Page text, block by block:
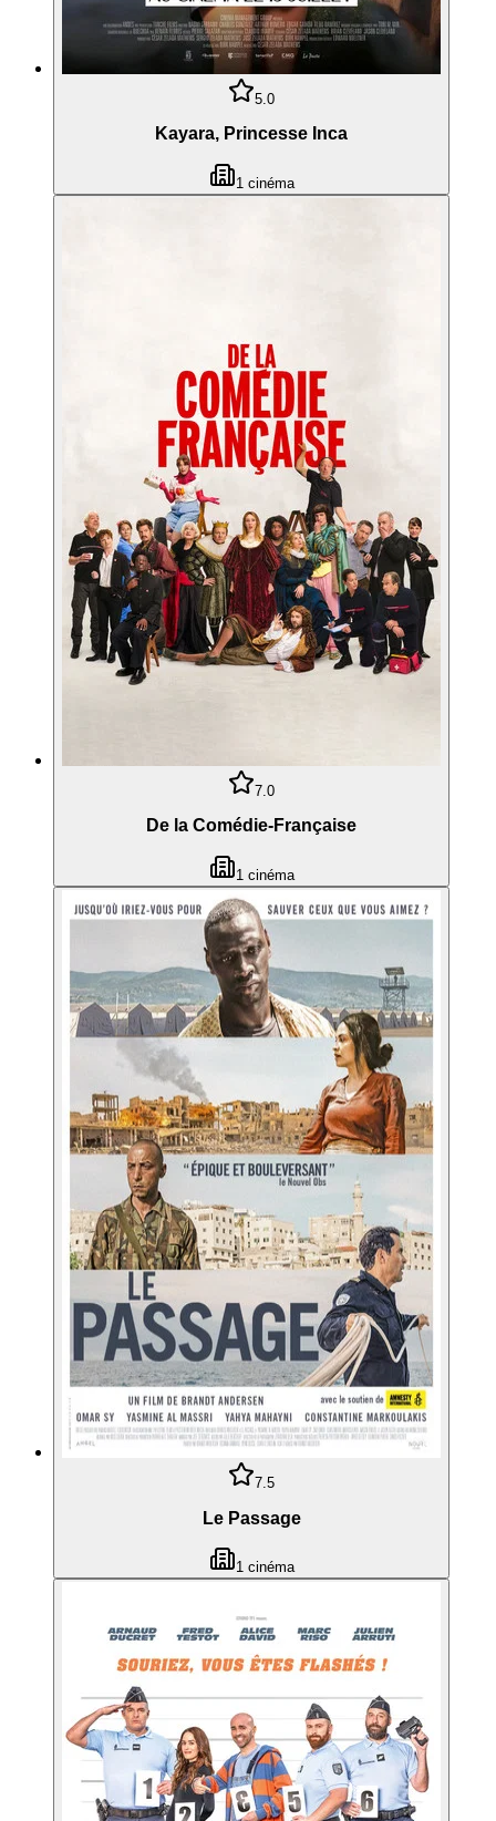
5.0
Kayara, Princesse Inca
1 cinéma
7.0
De la Comédie-Française
1 cinéma
7.5
Le Passage
1cinéma